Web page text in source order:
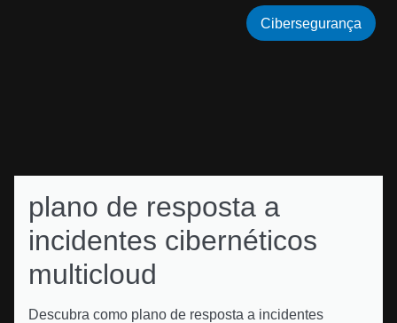
plano de resposta a
incidentes cibernéticos
multicloud
Descubra como plano de resposta a incidentes
Cibersegurança